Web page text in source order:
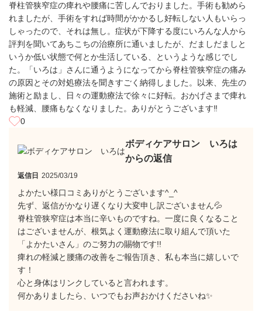
脊柱管狭窄症の痺れや腰痛に苦しんでおりました。手術も勧めら
れましたが、手術をすれば時間がかかるし好転しない人もいらっ
しゃったので、それは無し。症状が下降する度にいろんな人から
評判を聞いてあちこちの治療所に通いましたが、だましだましと
いうか低い状態で何とか生活している、というような感じでし
た。「いろは」さんに通うようになってから脊柱管狭窄症の痛み
の原因とその対処療法を聞きすごく納得しました。以来、先生の
施術と励まし、日々の運動療法で徐々に好転。おかげさまで痺れ
も軽減、腰痛もなくなりました。ありがとうございます‼
0
ボディケアサロン いろは
からの返信
返信日 2025/03/19
よかたい様口コミありがとうございます^_^
先ず、返信がかなり遅くなり大変申し訳ございません💦
脊柱管狭窄症は本当に辛いものですね。一度に良くなること
はございませんが、根気よく運動療法に取り組んで頂いた
「よかたいさん」のご努力の賜物です!!
痺れの軽減と腰痛の改善をご報告頂き、私も本当に嬉しいで
す！
心と身体はリンクしていると言われます。
何かありましたら、いつでもお声おかけくださいね✨